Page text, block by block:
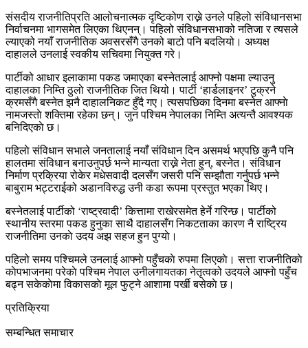
संसदीय राजनीतिप्रति आलोचनात्मक दृष्टिकोण राख्ने उनले पहिलो संविधानसभा
निर्वाचनमा भागसमेत लिएका थिएनन्। पहिलो संविधानसभाको नतिजा र त्यसले
ल्याएको नयाँ राजनीतिक अवसरसँगै उनको बाटो पनि बदलियो। अध्यक्ष
दाहालले उनलाई स्वकीय सचिवमा नियुक्त गरे।
पार्टीको आधार इलाकामा पकड जमाएका बस्नेतलाई आफ्नो पक्षमा ल्याउनु
दाहालका निम्ति ठुलाे राजनीतिक जित थियो। पार्टी ‘हार्डलाइनर’ टुक्रने
क्रमसँगै बस्नेत झनै दाहालनिकट हुँदै गए। त्यसपछिका दिनमा बस्नेत आफ्नाे
नामजस्ताे शक्तिमा रहेका छन्। जुन पश्चिम नेपालका निम्ति अत्यन्तै आवश्यक
बनिदिएकाे छ।
पहिलाे संविधान सभाले जनतालाई नयाँ संविधान दिन असमर्थ भएपछि कुनै पनि
हालतमा संविधान बनाउनुपर्छ भन्ने मान्यता राख्ने नेता हुन्, बस्नेत। संविधान
निर्माण प्रक्रिया रोकेर मधेसवादी दलसँग जसरी पनि सम्झौता गर्नुपर्छ भन्ने
बाबुराम भट्टराईको अडानविरुद्ध उनी कडा रूपमा प्रस्तुत भएका थिए।
बस्नेतलाई पार्टीको ‘राष्ट्रवादी’ कित्तामा राखेरसमेत हेर्ने गरिन्छ। पार्टीको
स्थानीय स्तरमा पकड हुनुका साथै दाहालसँग निकटताका कारण नै राष्ट्रिय
राजनीतिमा उनकाे उदय अझ सहज हुन पुग्याे।
पहिलो समय पश्चिमले उनलाई आफ्नाे पहुँचकाे रुपमा लिएकाे। सत्ता राजनीतिकाे
काेपभाजनमा परेकाे पश्चिम नेपाल उनीलगायतका नेतृत्वको उदयले आफ्नाे पहुँच
बढ्न सकेकाेमा विकासकाे मूल फुट्ने आशामा पर्खी बसेकाे छ।
प्रतिक्रिया
सम्बन्धित समाचार